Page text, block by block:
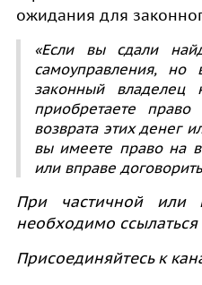
ожидания для
«Если вы сдали
самоуправления,
законный
приобретаете
возврата этих денег
вы имеете право на
или вправе
При частичной или
необходимо
Присоединяйтесь к